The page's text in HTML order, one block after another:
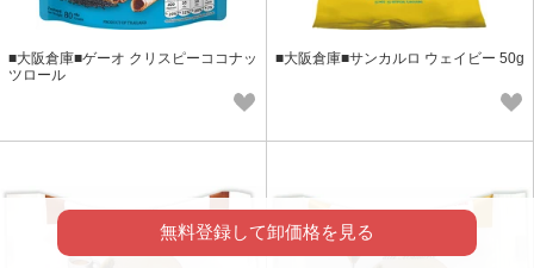
■大阪倉庫■ゲーオ クリスピーココナッ
ツロール
■大阪倉庫■サンカルロ ウェイビー 50g
無料登録して卸価格を見る